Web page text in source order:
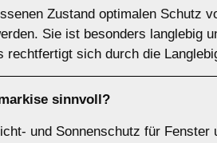
Zustand optimalen Schutz
Sie ist besonders langlebig
rechtfertigt sich durch die
sinnvoll?
und Sonnenschutz für